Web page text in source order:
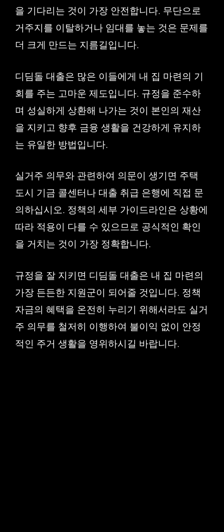
을 기다리는 것이 가장 안전합니다. 무단으로
거주지를 이탈하거나 임대를 놓는 것은 문제를
더 크게 만드는 지름길입니다.
디딤돌 대출은 많은 이들에게 내 집 마련의 기
회를 주는 고마운 제도입니다. 규정을 준수하
며 성실하게 상환해 나가는 것이 본인의 재산
을 지키고 향후 금융 생활을 건강하게 유지하
는 유일한 방법입니다.
실거주 의무와 관련하여 의문이 생기면 주택
도시 기금 콜센터나 대출 취급 은행에 직접 문
의하십시오. 정책의 세부 가이드라인은 상황에
따라 적용이 다를 수 있으므로 공식적인 확인
을 거치는 것이 가장 정확합니다.
규정을 잘 지키면 디딤돌 대출은 내 집 마련의
가장 든든한 지원군이 되어줄 것입니다. 정책
자금의 혜택을 온전히 누리기 위해서라도 실거
주 의무를 철저히 이행하여 불이익 없이 안정
적인 주거 생활을 영위하시길 바랍니다.